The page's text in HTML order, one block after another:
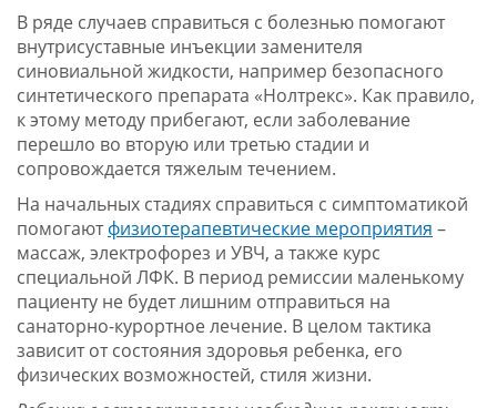
В ряде случаев справиться с болезнью помогают
внутрисуставные инъекции заменителя
синовиальной жидкости, например безопасного
синтетического препарата «Нолтрекс». Как правило,
к этому методу прибегают, если заболевание
перешло во вторую или третью стадии и
сопровождается тяжелым течением.
На начальных стадиях справиться с симптоматикой
помогаютфизиотерапевтические мероприятия –
массаж, электрофорез и УВЧ, а также курс
специальной ЛФК. В период ремиссии маленькому
пациенту не будет лишним отправиться на
санаторно-курортное лечение. В целом тактика
зависит от состояния здоровья ребенка, его
физических возможностей, стиля жизни.